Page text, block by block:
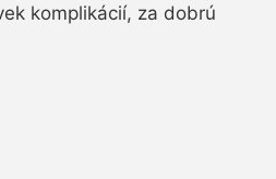
komplikácií, za dobrú